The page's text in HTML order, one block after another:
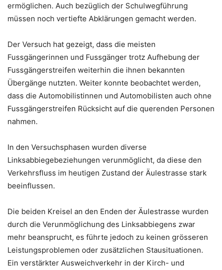
ermöglichen. Auch bezüglich der Schulwegführung
müssen noch vertiefte Abklärungen gemacht werden.
Der Versuch hat gezeigt, dass die meisten
Fussgängerinnen und Fussgänger trotz Aufhebung der
Fussgängerstreifen weiterhin die ihnen bekannten
Übergänge nutzten. Weiter konnte beobachtet werden,
dass die Automobilistinnen und Automobilisten auch ohne
Fussgängerstreifen Rücksicht auf die querenden Personen
nahmen.
In den Versuchsphasen wurden diverse
Linksabbiegebeziehungen verunmöglicht, da diese den
Verkehrsfluss im heutigen Zustand der Äulestrasse stark
beeinflussen.
Die beiden Kreisel an den Enden der Äulestrasse wurden
durch die Verunmöglichung des Linksabbiegens zwar
mehr beansprucht, es führte jedoch zu keinen grösseren
Leistungsproblemen oder zusätzlichen Stausituationen.
Ein verstärkter Ausweichverkehr in der Kirch- und